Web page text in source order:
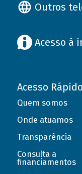
Outros
Acesso à
Acesso Rápido
Quem somos
Onde atuamos
Transparência
Consulta a
financiamentos